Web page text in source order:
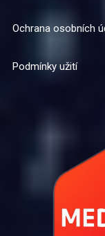
Ochrana osobních
Podmínky užití